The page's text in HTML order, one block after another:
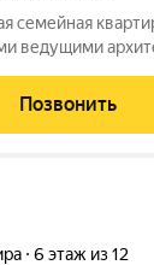
семейная
ведущими
в
Именно в этом
Позвонить
6 этаж из 12